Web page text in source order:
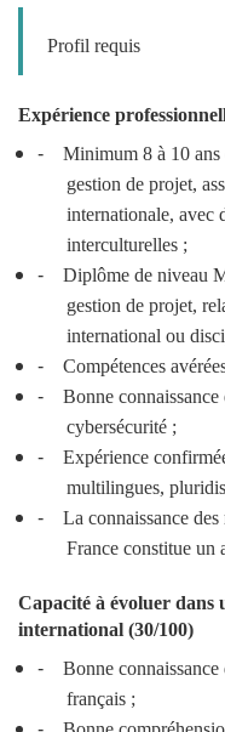
Profil requis
Expérience
-
Minimum 8 à 10 ans
gestion de projet,
internationale, avec
interculturelles ;
-
Diplôme de niveau
gestion de projet,
international ou
-
Compétences
-
Bonne
cybersécurité ;
-
Expérience
multilingues,
-
La connaissance des
France constitue un
Capacité à évoluer
international (30/100)
-
Bonne
français ;